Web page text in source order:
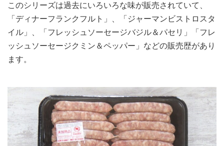
このシリーズは過去にいろいろな味が販売されていて、
「ディナーフランクフルト」、「ジャーマンビストロスタ
イル」、「フレッシュソーセージバジル＆パセリ」「フレ
ッシュソーセージクミン＆ペッパー」などの販売歴があり
ます。